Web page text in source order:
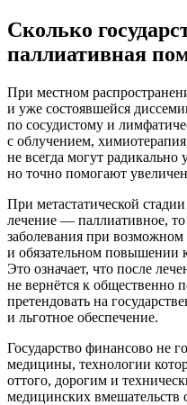
Сколько
паллиативная
При местном
и уже состоявшейся
по сосудистому и
с облучением,
не всегда могут радикально
но точно помогают
При метастатической
лечение — паллиативное,
заболевания при
и обязательном повышении
Это означает, что после
не вернётся к общественно
претендовать на
и льготное обеспечение.
Государство финансово не
медицины, технологии
оттого, дорогим и
медицинских вмешательств